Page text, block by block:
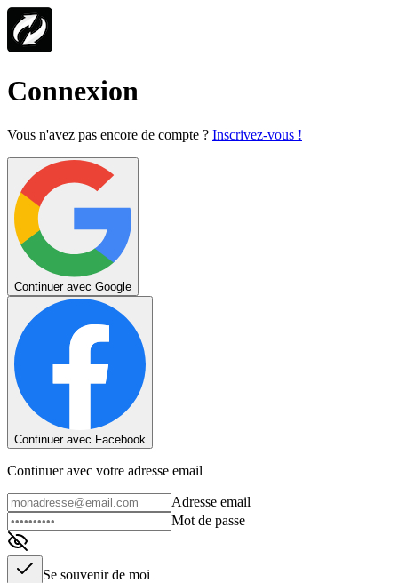
Connexion
Vous n'avez pas encore de compte ? Inscrivez-vous !
Continuer avec Google
Continuer avec Facebook
Continuer avec votre adresse email
Adresse email
Mot de passe
Se souvenir de moi